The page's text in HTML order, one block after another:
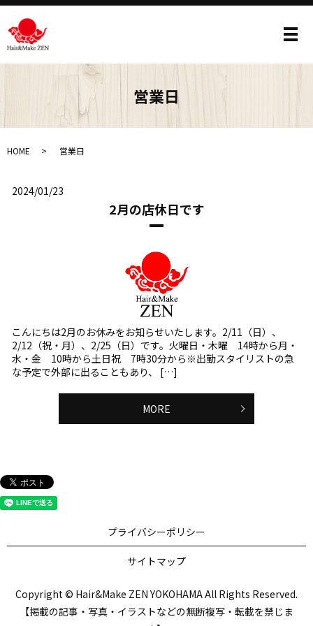
メ
営業日
HOME 営業日
2024/01/23
2月の店休日です
こんにちは2月のお休みをお知らせいたします。2/11（日）、
2/12（祝・月）、2/25（日）です。火曜日・木曜 14時から月・
水・金 10時から土日祝 7時30分から※出勤スタイリストの急
な予定で外部に出ることもあり、 […]
MORE
プライバシーポリシー
サイトマップ
Copyright © Hair&Make ZEN YOKOHAMA All Rights Reserved.
【掲載の記事・写真・イラストなどの無断複写・転載を禁じま